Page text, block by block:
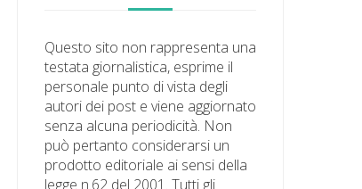
Questo sito non rappresenta una
testata giornalistica, esprime il
personale punto di vista degli
autori dei post e viene aggiornato
senza alcuna periodicità. Non
può pertanto considerarsi un
prodotto editoriale ai sensi della
legge n.62 del 2001. Tutti gli